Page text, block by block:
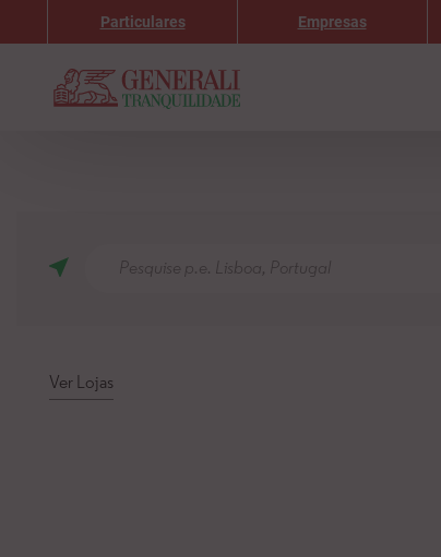
Particulares Empresas